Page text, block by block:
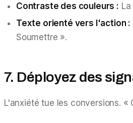
Contraste des couleurs :
Texte orienté vers l'action :
Soumettre ».
7. Déployez des
L'anxiété tue les conversions. «